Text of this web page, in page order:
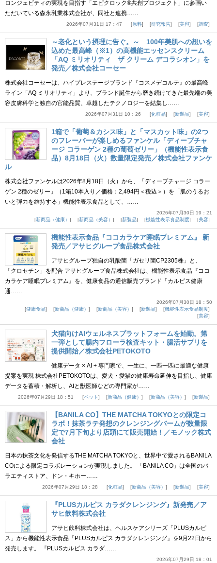
ロンジェビティの実現を目指す「エピクロック®共創プロジェクト」に参画い
ただいている森永乳業株式会社が、同社と連携……
2026年07月31日 17：47 原料 研究報告 美容 調査
～老化という摂理に告ぐ。～ 100年美肌への想いを
込めた最高峰（※1）の高機能エッセンスクリーム
「AQ ミリオリティ ザ クリーム デコラシオン」を
発売／株式会社コーセー
株式会社コーセーは、ハイプレステージブランド『コスメデコルテ』の最高峰
ライン「AQ ミリオリティ」より、ブランド誕生から磨き続けてきた最先端の美
容皮膚科学と独自の官能品質、卓越したテクノロジーを結集し……
2026年07月31日 10：26 化粧品 新製品 美容
1箱で「葡萄＆カシス味」と「マスカット味」の2つ
のフレーバーが楽しめるファンケル「ディープチャ
ージ コラーゲン 2種の葡萄ゼリー」（機能性表示食
品）8月18日（火）数量限定発売／株式会社ファンケ
ル
株式会社ファンケルは2026年8月18日（火）から、「ディープチャージ コラー
ゲン 2種のゼリー」（1箱10本入り／価格：2,494円＜税込＞）を「肌のうるお
いと弾力を維持する」機能性表示食品として、……
2026年07月30日 19：21
新商品（健康）
新商品（美容） 新製品 機能性表示食品制度 美容
機能性表示食品『ココカラケア睡眠プレミアム』 新
発売／アサヒグループ食品株式会社
アサヒグループ独自の乳酸菌「ガセリ菌CP2305株」と、
「クロセチン」を配合 アサヒグループ食品株式会社は、機能性表示食品『ココ
カラケア睡眠プレミアム』を、健康食品の通信販売ブランド「カルピス健康
通……
2026年07月30日 18：50
健康食品
新商品（健康） 新商品（美容） 新製品
機能性表示食品制度
美容
犬猫向けAIウェルネスプラットフォームを始動。第
一弾として腸内フローラ検査キット・腸活サプリを
提供開始／株式会社PETOKOTO
健康データ × AI + 専門家で、一生に、一匹一匹に最適な健康
提案を実現 株式会社PETOKOTOは、愛犬・愛猫の健康寿命延伸を目指し、健康
データを蓄積・解析し、AIと獣医師などの専門家が……
2026年07月29日 18：51 ペット 新商品（健康） 新商品（美容） 新製品
【BANILA CO】THE MATCHA TOKYOとの限定コ
ラボ！抹茶ラテ発想のクレンジングバームが数量限
定で7月下旬より店頭にて販売開始！／モノック株式
会社
日本の抹茶文化を発信するTHE MATCHA TOKYOと、世界中で愛されるBANILA
COによる限定コラボレーションが実現しました。 「BANILA CO」は全国のバ
ラエティストア、ドン・キホー……
2026年07月29日 18：28 化粧品 新商品（美容） 新製品 美容
『PLUSカルピス カラダクレンジング』新発売／ア
サヒ飲料株式会社
アサヒ飲料株式会社は、ヘルスケアシリーズ「PLUSカルピ
ス」から機能性表示食品『PLUSカルピス カラダクレンジング』を9月22日から
発売します。 『PLUSカルピス カラダ……
2026年07月29日 18：01